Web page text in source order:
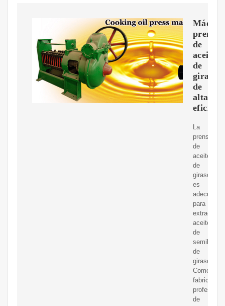
de
aceite
de
girasol
de
alta
La
prensa
de
aceite
de
girasol
es
adecuada
para
extraer
aceite
de
semillas
de
girasol.
Como
fabricante
profesional
de